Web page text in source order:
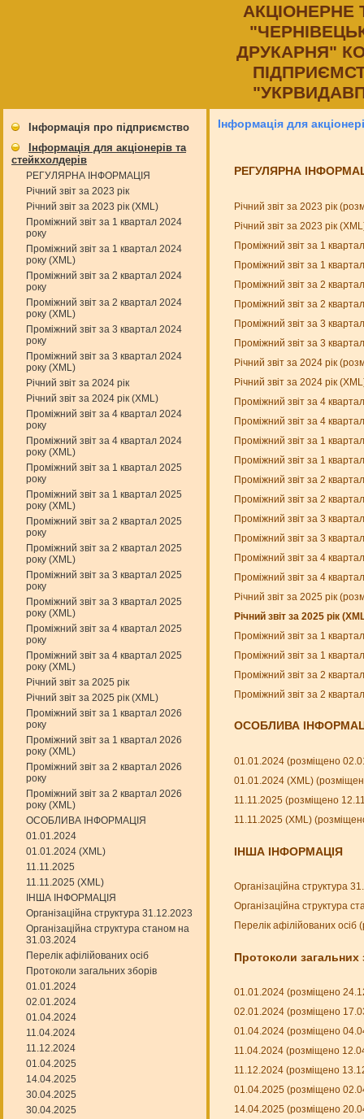
АКЦIОНЕРНЕ
ДРУКАРНЯ"
Інформація про підприємство
Інформація для акціонерів та
стейкхолдерів
РЕГУЛЯРНА ІНФОРМАЦІЯ
Річний звіт за 2023 рік
Річний звіт за 2023 рік (XML)
Проміжний звіт за 1 квартал 2024
року
Проміжний звіт за 1 квартал 2024
року (XML)
Проміжний звіт за 2 квартал 2024
року
Проміжний звіт за 2 квартал 2024
року (XML)
Проміжний звіт за 3 квартал 2024
року
Проміжний звіт за 3 квартал 2024
року (XML)
Річний звіт за 2024 рік
Річний звіт за 2024 рік (XML)
Проміжний звіт за 4 квартал 2024
року
Проміжний звіт за 4 квартал 2024
року (XML)
Проміжний звіт за 1 квартал 2025
року
Проміжний звіт за 1 квартал 2025
року (XML)
Проміжний звіт за 2 квартал 2025
року
Проміжний звіт за 2 квартал 2025
року (XML)
Проміжний звіт за 3 квартал 2025
року
Проміжний звіт за 3 квартал 2025
року (XML)
Проміжний звіт за 4 квартал 2025
року
Проміжний звіт за 4 квартал 2025
року (XML)
Річний звіт за 2025 рік
Річний звіт за 2025 рік (XML)
Проміжний звіт за 1 квартал 2026
року
Проміжний звіт за 1 квартал 2026
року (XML)
Проміжний звіт за 2 квартал 2026
року
Проміжний звіт за 2 квартал 2026
року (XML)
ОСОБЛИВА ІНФОРМАЦІЯ
01.01.2024
01.01.2024 (XML)
11.11.2025
11.11.2025 (XML)
ІНША ІНФОРМАЦІЯ
Організаційна структура 31.12.2023
Організаційна структура станом на
31.03.2024
Перелік афілійованих осіб
Протоколи загальних зборів
01.01.2024
02.01.2024
01.04.2024
11.04.2024
11.12.2024
01.04.2025
14.04.2025
30.04.2025
30.04.2025
Інформація для
РЕГУЛЯРНА
Річний звіт за 2023 рік
Річний звіт за 2023 рік
Проміжний звіт за 1
Проміжний звіт за 1
Проміжний звіт за 2
Проміжний звіт за 2
Проміжний звіт за 3
Проміжний звіт за 3
Річний звіт за 2024 рік
Річний звіт за 2024 рік
Проміжний звіт за 4
Проміжний звіт за 4
Проміжний звіт за 1
Проміжний звіт за 1
Проміжний звіт за 2
Проміжний звіт за 2
Проміжний звіт за 3
Проміжний звіт за 3
Проміжний звіт за 4
Проміжний звіт за 4
Річний звіт за 2025 рік
Річний звіт за 2025 рік
Проміжний звіт за 1
Проміжний звіт за 1
Проміжний звіт за 2
Проміжний звіт за 2
ОСОБЛИВА
01.01.2024 (розміщено
01.01.2024 (XML)
11.11.2025 (розміщено
11.11.2025 (XML)
ІНША ІНФОРМАЦІЯ
Організаційна структура
Організаційна структура
Перелік афілійованих
Протоколи загальних
01.01.2024 (розміщено
02.01.2024 (розміщено
01.04.2024 (розміщено
11.04.2024 (розміщено
11.12.2024 (розміщено
01.04.2025 (розміщено
14.04.2025 (розміщено